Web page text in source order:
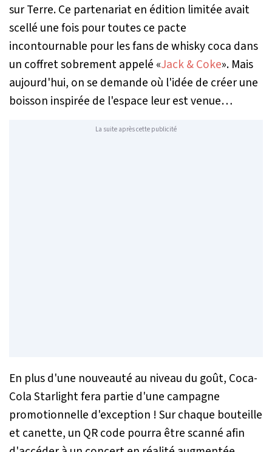
sur Terre. Ce partenariat en édition limitée avait
scellé une fois pour toutes ce pacte
incontournable pour les fans de whisky coca dans
un coffret sobrement appelé «Jack & Coke». Mais
aujourd'hui, on se demande où l'idée de créer une
boisson inspirée de l'espace leur est venue…
La suite après cette publicité
En plus d'une nouveauté au niveau du goût, Coca-
Cola Starlight fera partie d'une campagne
promotionnelle d'exception ! Sur chaque bouteille
et canette, un QR code pourra être scanné afin